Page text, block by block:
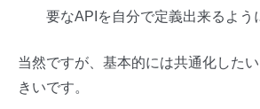
要なAPIを自分で定義出来るよう
当然ですが、基本的には共通化した
きいです。